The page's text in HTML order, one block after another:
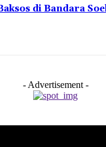
di Bandara
- Advertisement -